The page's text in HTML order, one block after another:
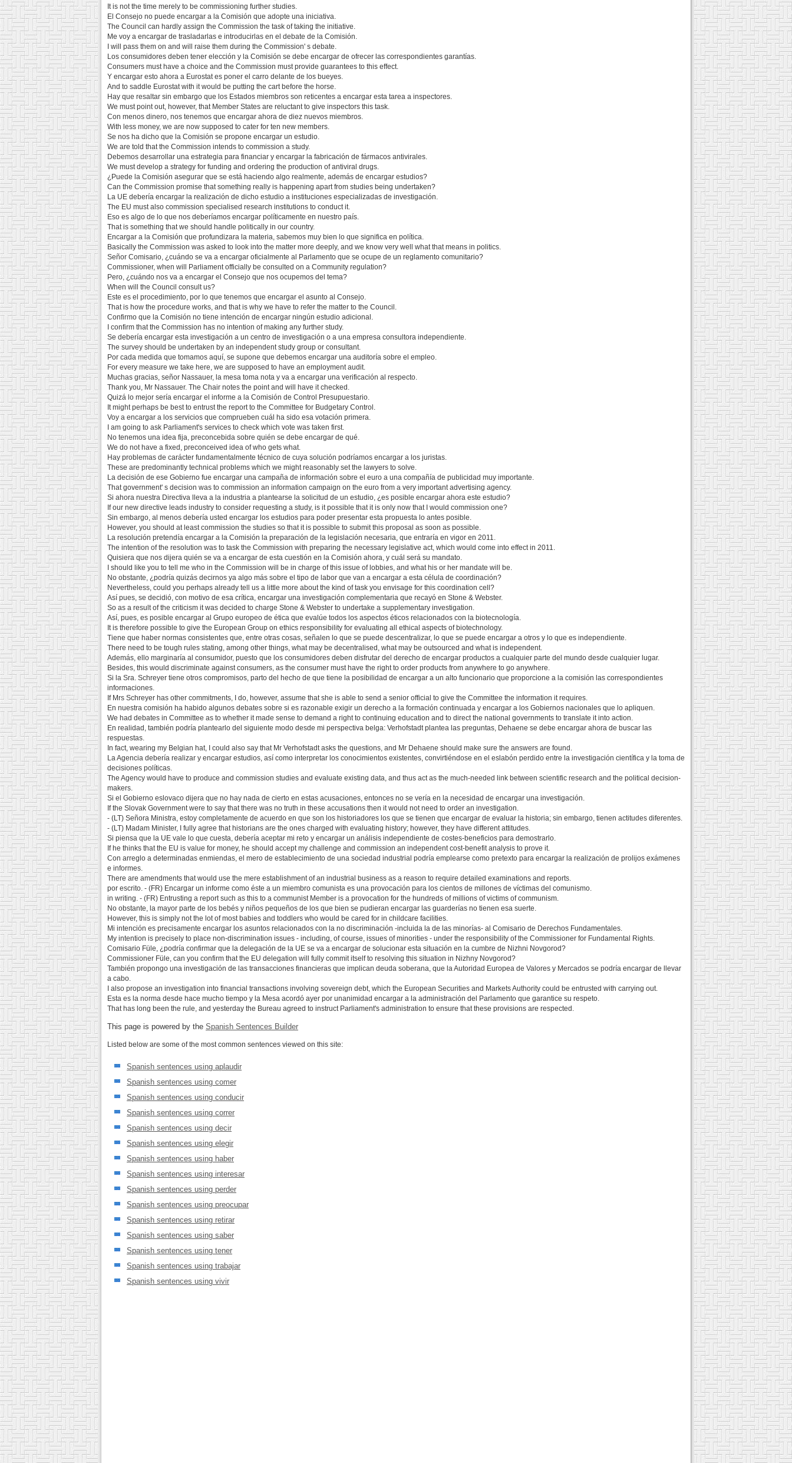
It is not the time merely to be commissioning further studies.
El Consejo no puede encargar a la Comisión que adopte una iniciativa.
The Council can hardly assign the Commission the task of taking the initiative.
Me voy a encargar de trasladarlas e introducirlas en el debate de la Comisión.
I will pass them on and will raise them during the Commission' s debate.
Los consumidores deben tener elección y la Comisión se debe encargar de ofrecer las correspondientes garantías.
Consumers must have a choice and the Commission must provide guarantees to this effect.
Y encargar esto ahora a Eurostat es poner el carro delante de los bueyes.
And to saddle Eurostat with it would be putting the cart before the horse.
Hay que resaltar sin embargo que los Estados miembros son reticentes a encargar esta tarea a inspectores.
We must point out, however, that Member States are reluctant to give inspectors this task.
Con menos dinero, nos tenemos que encargar ahora de diez nuevos miembros.
With less money, we are now supposed to cater for ten new members.
Se nos ha dicho que la Comisión se propone encargar un estudio.
We are told that the Commission intends to commission a study.
Debemos desarrollar una estrategia para financiar y encargar la fabricación de fármacos antivirales.
We must develop a strategy for funding and ordering the production of antiviral drugs.
¿Puede la Comisión asegurar que se está haciendo algo realmente, además de encargar estudios?
Can the Commission promise that something really is happening apart from studies being undertaken?
La UE debería encargar la realización de dicho estudio a instituciones especializadas de investigación.
The EU must also commission specialised research institutions to conduct it.
Eso es algo de lo que nos deberíamos encargar políticamente en nuestro país.
That is something that we should handle politically in our country.
Encargar a la Comisión que profundizara la materia, sabemos muy bien lo que significa en política.
Basically the Commission was asked to look into the matter more deeply, and we know very well what that means in politics.
Señor Comisario, ¿cuándo se va a encargar oficialmente al Parlamento que se ocupe de un reglamento comunitario?
Commissioner, when will Parliament officially be consulted on a Community regulation?
Pero, ¿cuándo nos va a encargar el Consejo que nos ocupemos del tema?
When will the Council consult us?
Este es el procedimiento, por lo que tenemos que encargar el asunto al Consejo.
That is how the procedure works, and that is why we have to refer the matter to the Council.
Confirmo que la Comisión no tiene intención de encargar ningún estudio adicional.
I confirm that the Commission has no intention of making any further study.
Se debería encargar esta investigación a un centro de investigación o a una empresa consultora independiente.
The survey should be undertaken by an independent study group or consultant.
Por cada medida que tomamos aquí, se supone que debemos encargar una auditoría sobre el empleo.
For every measure we take here, we are supposed to have an employment audit.
Muchas gracias, señor Nassauer, la mesa toma nota y va a encargar una verificación al respecto.
Thank you, Mr Nassauer. The Chair notes the point and will have it checked.
Quizá lo mejor sería encargar el informe a la Comisión de Control Presupuestario.
It might perhaps be best to entrust the report to the Committee for Budgetary Control.
Voy a encargar a los servicios que comprueben cuál ha sido esa votación primera.
I am going to ask Parliament's services to check which vote was taken first.
No tenemos una idea fija, preconcebida sobre quién se debe encargar de qué.
We do not have a fixed, preconceived idea of who gets what.
Hay problemas de carácter fundamentalmente técnico de cuya solución podríamos encargar a los juristas.
These are predominantly technical problems which we might reasonably set the lawyers to solve.
La decisión de ese Gobierno fue encargar una campaña de información sobre el euro a una compañía de publicidad muy importante.
That government' s decision was to commission an information campaign on the euro from a very important advertising agency.
Si ahora nuestra Directiva lleva a la industria a plantearse la solicitud de un estudio, ¿es posible encargar ahora este estudio?
If our new directive leads industry to consider requesting a study, is it possible that it is only now that I would commission one?
Sin embargo, al menos debería usted encargar los estudios para poder presentar esta propuesta lo antes posible.
However, you should at least commission the studies so that it is possible to submit this proposal as soon as possible.
La resolución pretendía encargar a la Comisión la preparación de la legislación necesaria, que entraría en vigor en 2011.
The intention of the resolution was to task the Commission with preparing the necessary legislative act, which would come into effect in 2011.
Quisiera que nos dijera quién se va a encargar de esta cuestión en la Comisión ahora, y cuál será su mandato.
I should like you to tell me who in the Commission will be in charge of this issue of lobbies, and what his or her mandate will be.
No obstante, ¿podría quizás decirnos ya algo más sobre el tipo de labor que van a encargar a esta célula de coordinación?
Nevertheless, could you perhaps already tell us a little more about the kind of task you envisage for this coordination cell?
Así pues, se decidió, con motivo de esa crítica, encargar una investigación complementaria que recayó en Stone & Webster.
So as a result of the criticism it was decided to charge Stone & Webster to undertake a supplementary investigation.
Así, pues, es posible encargar al Grupo europeo de ética que evalúe todos los aspectos éticos relacionados con la biotecnología.
It is therefore possible to give the European Group on ethics responsibility for evaluating all ethical aspects of biotechnology.
Tiene que haber normas consistentes que, entre otras cosas, señalen lo que se puede descentralizar, lo que se puede encargar a otros y lo que es independiente.
There need to be tough rules stating, among other things, what may be decentralised, what may be outsourced and what is independent.
Además, ello marginaría al consumidor, puesto que los consumidores deben disfrutar del derecho de encargar productos a cualquier parte del mundo desde cualquier lugar.
Besides, this would discriminate against consumers, as the consumer must have the right to order products from anywhere to go anywhere.
Si la Sra. Schreyer tiene otros compromisos, parto del hecho de que tiene la posibilidad de encargar a un alto funcionario que proporcione a la comisión las correspondientes
informaciones.
If Mrs Schreyer has other commitments, I do, however, assume that she is able to send a senior official to give the Committee the information it requires.
En nuestra comisión ha habido algunos debates sobre si es razonable exigir un derecho a la formación continuada y encargar a los Gobiernos nacionales que lo apliquen.
We had debates in Committee as to whether it made sense to demand a right to continuing education and to direct the national governments to translate it into action.
En realidad, también podría plantearlo del siguiente modo desde mi perspectiva belga: Verhofstadt plantea las preguntas, Dehaene se debe encargar ahora de buscar las
respuestas.
In fact, wearing my Belgian hat, I could also say that Mr Verhofstadt asks the questions, and Mr Dehaene should make sure the answers are found.
La Agencia debería realizar y encargar estudios, así como interpretar los conocimientos existentes, convirtiéndose en el eslabón perdido entre la investigación científica y la toma de
decisiones políticas.
The Agency would have to produce and commission studies and evaluate existing data, and thus act as the much-needed link between scientific research and the political decision-
makers.
Si el Gobierno eslovaco dijera que no hay nada de cierto en estas acusaciones, entonces no se vería en la necesidad de encargar una investigación.
If the Slovak Government were to say that there was no truth in these accusations then it would not need to order an investigation.
- (LT) Señora Ministra, estoy completamente de acuerdo en que son los historiadores los que se tienen que encargar de evaluar la historia; sin embargo, tienen actitudes diferentes.
- (LT) Madam Minister, I fully agree that historians are the ones charged with evaluating history; however, they have different attitudes.
Si piensa que la UE vale lo que cuesta, debería aceptar mi reto y encargar un análisis independiente de costes-beneficios para demostrarlo.
If he thinks that the EU is value for money, he should accept my challenge and commission an independent cost-benefit analysis to prove it.
Con arreglo a determinadas enmiendas, el mero de establecimiento de una sociedad industrial podría emplearse como pretexto para encargar la realización de prolijos exámenes
e informes.
There are amendments that would use the mere establishment of an industrial business as a reason to require detailed examinations and reports.
por escrito. - (FR) Encargar un informe como éste a un miembro comunista es una provocación para los cientos de millones de víctimas del comunismo.
in writing. - (FR) Entrusting a report such as this to a communist Member is a provocation for the hundreds of millions of victims of communism.
No obstante, la mayor parte de los bebés y niños pequeños de los que bien se pudieran encargar las guarderías no tienen esa suerte.
However, this is simply not the lot of most babies and toddlers who would be cared for in childcare facilities.
Mi intención es precisamente encargar los asuntos relacionados con la no discriminación -incluida la de las minorías- al Comisario de Derechos Fundamentales.
My intention is precisely to place non-discrimination issues - including, of course, issues of minorities - under the responsibility of the Commissioner for Fundamental Rights.
Comisario Füle, ¿podría confirmar que la delegación de la UE se va a encargar de solucionar esta situación en la cumbre de Nizhni Novgorod?
Commissioner Füle, can you confirm that the EU delegation will fully commit itself to resolving this situation in Nizhny Novgorod?
También propongo una investigación de las transacciones financieras que implican deuda soberana, que la Autoridad Europea de Valores y Mercados se podría encargar de llevar
a cabo.
I also propose an investigation into financial transactions involving sovereign debt, which the European Securities and Markets Authority could be entrusted with carrying out.
Esta es la norma desde hace mucho tiempo y la Mesa acordó ayer por unanimidad encargar a la administración del Parlamento que garantice su respeto.
That has long been the rule, and yesterday the Bureau agreed to instruct Parliament's administration to ensure that these provisions are respected.
This page is powered by the Spanish Sentences Builder
Listed below are some of the most common sentences viewed on this site:
Spanish sentences using aplaudir
Spanish sentences using comer
Spanish sentences using conducir
Spanish sentences using correr
Spanish sentences using decir
Spanish sentences using elegir
Spanish sentences using haber
Spanish sentences using interesar
Spanish sentences using perder
Spanish sentences using preocupar
Spanish sentences using retirar
Spanish sentences using saber
Spanish sentences using tener
Spanish sentences using trabajar
Spanish sentences using vivir